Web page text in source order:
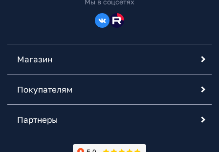
Магазин
Покупателям
Партнеры